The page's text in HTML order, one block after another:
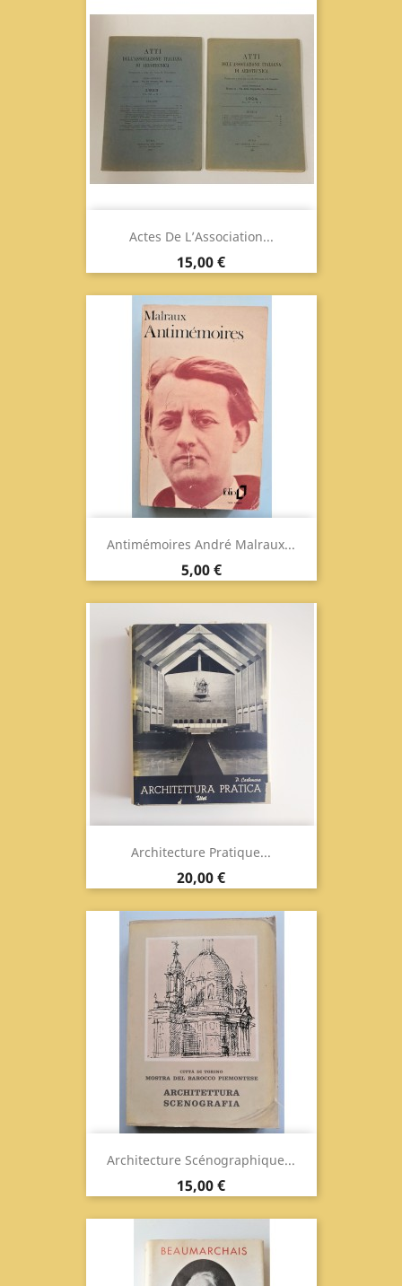
Actes De L’Association...
Prix
15,00 €
Antimémoires André Malraux...
Prix
5,00 €
Architecture Pratique...
Prix
20,00 €
Architecture Scénographique...
Prix
15,00 €